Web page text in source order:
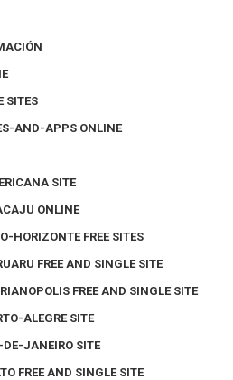
SITES
AND-APPS ONLINE
SITE
ONLINE
HORIZONTE FREE SITES
FREE AND SINGLE SITE
FREE AND SINGLE SITE
ALEGRE SITE
JANEIRO SITE
FREE AND SINGLE SITE